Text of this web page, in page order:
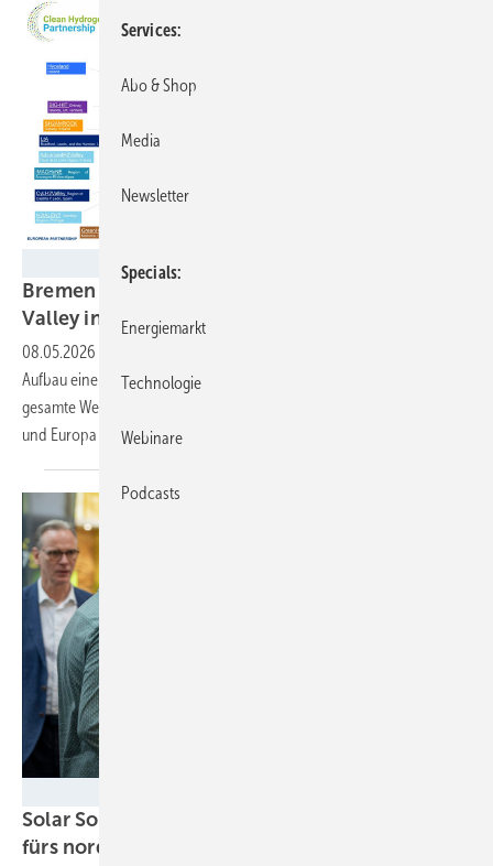
Bremen wird erstes EU-gefördertes Hydrogen
Valley in
Deutschland
08.05.2026
Aufbau einer Wasserstoff-Modellregion. Das Projekt umfasst die
gesamte Wertschöpfungskette und bindet 27 Partner aus Deutschland
und Europa
ein.
Solar Solutions Bremen: Aktuelle Innovationen
fürs norddeutsche
Services
Abo & Shop
Media
Newsletter
Specials
Energiemarkt
Technologie
Webinare
Podcasts